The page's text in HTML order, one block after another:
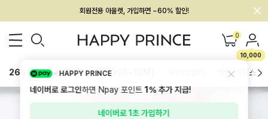
회원전용 아울렛, 가입하면 ~60% 할인!
멤버십 최대 28,000원 혜택 0
10,000
26SS 신상 BEST BABY[6~12M] 하의/레깅스
HAPPY PRINCE
네이버로 로그인하면 Npay 포인트1%추가 지급!
네이버로 1초 가입하기